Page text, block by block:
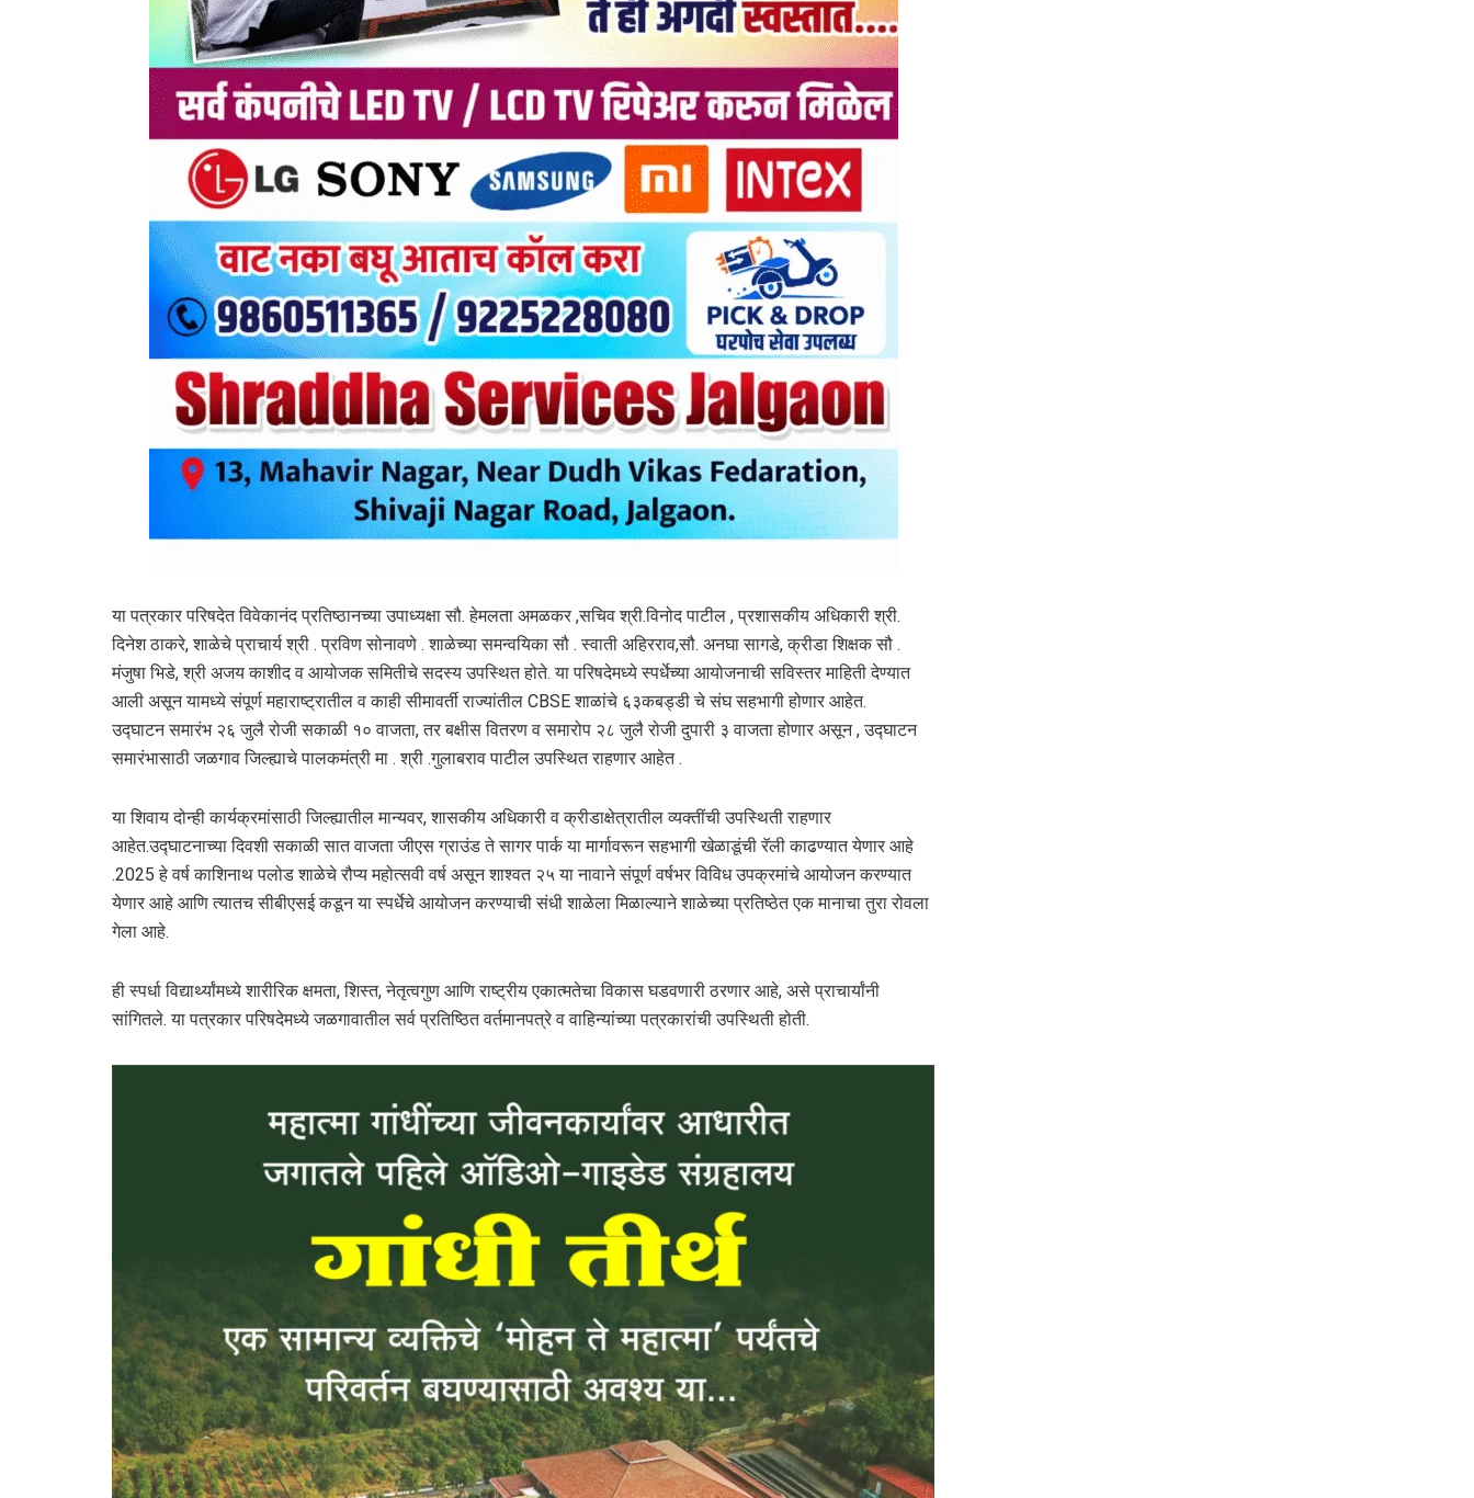
या पत्रकार परिषदेत विवेकानंद प्रतिष्ठानच्या उपाध्यक्षा सौ. हेमलता अमळकर ,सचिव श्री.विनोद पाटील , प्रशासकीय अधिकारी श्री.
दिनेश ठाकरे, शाळेचे प्राचार्य श्री . प्रविण सोनावणे . शाळेच्या समन्वयिका सौ . स्वाती अहिरराव,सौ. अनघा सागडे, क्रीडा शिक्षक सौ .
मंजुषा भिडे, श्री अजय काशीद व आयोजक समितीचे सदस्य उपस्थित होते. या परिषदेमध्ये स्पर्धेच्या आयोजनाची सविस्तर माहिती देण्यात
आली असून यामध्ये संपूर्ण महाराष्ट्रातील व काही सीमावर्ती राज्यांतील CBSE शाळांचे ६३कबड्डी चे संघ सहभागी होणार आहेत.
उद्घाटन समारंभ २६ जुलै रोजी सकाळी १० वाजता, तर बक्षीस वितरण व समारोप २८ जुलै रोजी दुपारी ३ वाजता होणार असून , उद्घाटन
समारंभासाठी जळगाव जिल्ह्याचे पालकमंत्री मा . श्री .गुलाबराव पाटील उपस्थित राहणार आहेत .
या शिवाय दोन्ही कार्यक्रमांसाठी जिल्ह्यातील मान्यवर, शासकीय अधिकारी व क्रीडाक्षेत्रातील व्यक्तींची उपस्थिती राहणार
आहेत.उद्घाटनाच्या दिवशी सकाळी सात वाजता जीएस ग्राउंड ते सागर पार्क या मार्गावरून सहभागी खेळाडूंची रॅली काढण्यात येणार आहे
.2025 हे वर्ष काशिनाथ पलोड शाळेचे रौप्य महोत्सवी वर्ष असून शाश्वत २५ या नावाने संपूर्ण वर्षभर विविध उपक्रमांचे आयोजन करण्यात
येणार आहे आणि त्यातच सीबीएसई कडून या स्पर्धेचे आयोजन करण्याची संधी शाळेला मिळाल्याने शाळेच्या प्रतिष्ठेत एक मानाचा तुरा रोवला
गेला आहे.
ही स्पर्धा विद्यार्थ्यांमध्ये शारीरिक क्षमता, शिस्त, नेतृत्वगुण आणि राष्ट्रीय एकात्मतेचा विकास घडवणारी ठरणार आहे, असे प्राचार्यांनी
सांगितले. या पत्रकार परिषदेमध्ये जळगावातील सर्व प्रतिष्ठित वर्तमानपत्रे व वाहिन्यांच्या पत्रकारांची उपस्थिती होती.